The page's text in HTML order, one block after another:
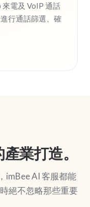
電及 VoIP 通話
行通話篩選、確
業打造。
imBee AI 客服都能
絕不忽略那些重要